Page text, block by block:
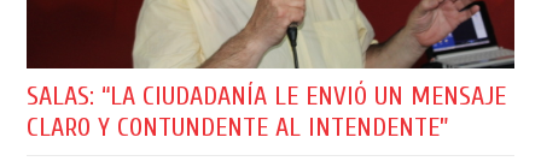
SALAS: “LA CIUDADANÍA LE ENVIÓ UN MENSAJE
CLARO Y CONTUNDENTE AL INTENDENTE”